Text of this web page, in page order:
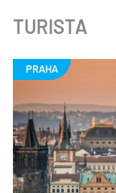
TURISTA